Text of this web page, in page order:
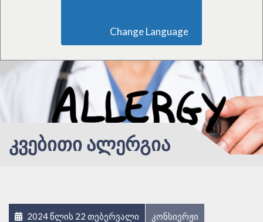
ᲙᲕᲔᲑᲘᲗᲘ ᲐᲚᲔᲠᲒᲘᲐ
2024 წლის 22 თებერვალი კონსიერჟი